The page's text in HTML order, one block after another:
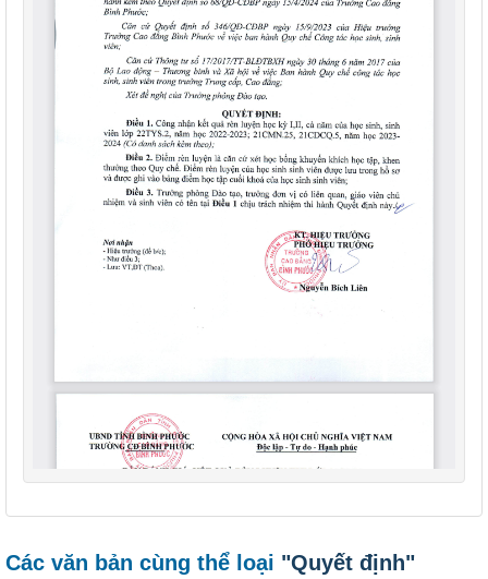
Các văn bản cùng thể loại "Quyết định"